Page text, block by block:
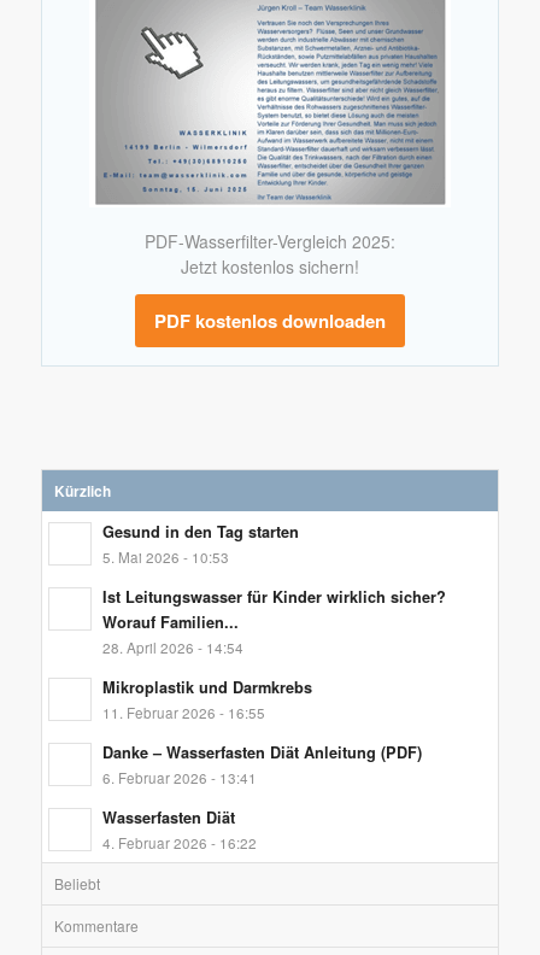
PDF-Wasserfilter-Vergleich 2025:
Jetzt kostenlos sichern!
PDF kostenlos downloaden
Kürzlich
Gesund in den Tag starten
5. Mai 2026 - 10:53
Ist Leitungswasser für Kinder wirklich sicher?
Worauf Familien...
28. April 2026 - 14:54
Mikroplastik und Darmkrebs
11. Februar 2026 - 16:55
Danke – Wasserfasten Diät Anleitung (PDF)
6. Februar 2026 - 13:41
Wasserfasten Diät
4. Februar 2026 - 16:22
Beliebt
Kommentare